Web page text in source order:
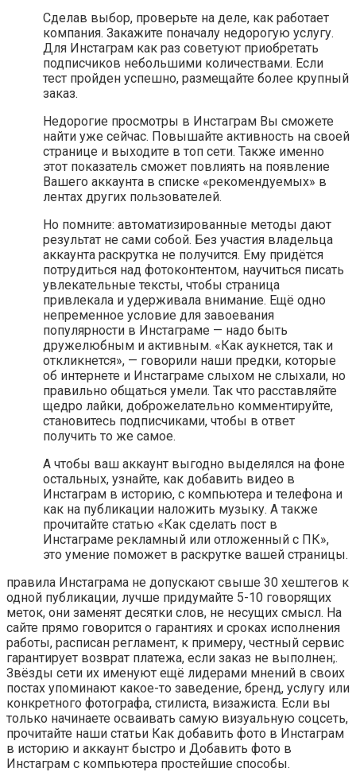
Сделав выбор, проверьте на деле, как работает
компания. Закажите поначалу недорогую услугу.
Для Инстаграм как раз советуют приобретать
подписчиков небольшими количествами. Если
тест пройден успешно, размещайте более крупный
заказ.
Недорогие просмотры в Инстаграм Вы сможете
найти уже сейчас. Повышайте активность на своей
странице и выходите в топ сети. Также именно
этот показатель сможет повлиять на появление
Вашего аккаунта в списке «рекомендуемых» в
лентах других пользователей.
Но помните: автоматизированные методы дают
результат не сами собой. Без участия владельца
аккаунта раскрутка не получится. Ему придётся
потрудиться над фотоконтентом, научиться писать
увлекательные тексты, чтобы страница
привлекала и удерживала внимание. Ещё одно
непременное условие для завоевания
популярности в Инстаграме — надо быть
дружелюбным и активным. «Как аукнется, так и
откликнется», — говорили наши предки, которые
об интернете и Инстаграме слыхом не слыхали, но
правильно общаться умели. Так что расставляйте
щедро лайки, доброжелательно комментируйте,
становитесь подписчиками, чтобы в ответ
получить то же самое.
А чтобы ваш аккаунт выгодно выделялся на фоне
остальных, узнайте, как добавить видео в
Инстаграм в историю, с компьютера и телефона и
как на публикации наложить музыку. А также
прочитайте статью «Как сделать пост в
Инстаграме рекламный или отложенный с ПК»,
это умение поможет в раскрутке вашей страницы.
правила Инстаграма не допускают свыше 30 хештегов к
одной публикации, лучше придумайте 5-10 говорящих
меток, они заменят десятки слов, не несущих смысл. На
сайте прямо говорится о гарантиях и сроках исполнения
работы, расписан регламент, к примеру, честный сервис
гарантирует возврат платежа, если заказ не выполнен;.
Звёзды сети их именуют ещё лидерами мнений в своих
постах упоминают какое-то заведение, бренд, услугу или
конкретного фотографа, стилиста, визажиста. Если вы
только начинаете осваивать самую визуальную соцсеть,
прочитайте наши статьи Как добавить фото в Инстаграм
в историю и аккаунт быстро и Добавить фото в
Инстаграм с компьютера простейшие способы.